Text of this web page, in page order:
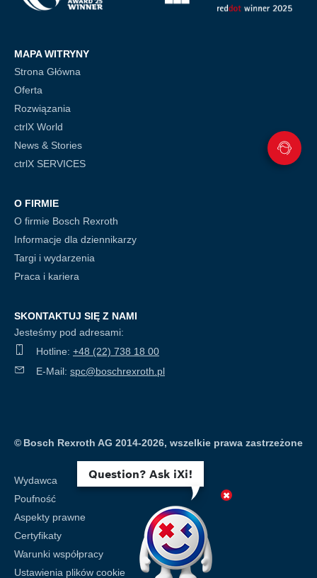
Question? Ask iXi!
MAPA WITRYNY
Strona Główna
Oferta
Rozwiązania
ctrlX World
News & Stories
ctrlX SERVICES
O FIRMIE
O firmie Bosch Rexroth
Informacje dla dziennikarzy
Targi i wydarzenia
Praca i kariera
SKONTAKTUJ SIĘ Z NAMI
Jesteśmy pod adresami:
Hotline: +48 (22) 738 18 00
E-Mail: spc@boschrexroth.pl
© Bosch Rexroth AG 2014-2026, wszelkie prawa zastrzeżone
Wydawca
Poufność
Aspekty prawne
Certyfikaty
Warunki współpracy
Ustawienia plików cookie